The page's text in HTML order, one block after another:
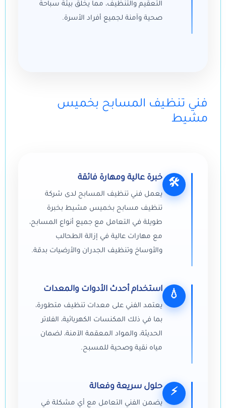
التعقيم والتنظيف، مما يخلق بيئة سباحة
صحية وآمنة لجميع أفراد الأسرة.
فني تنظيف المسابح بخميس
مشيط
🛠️
خبرة عالية ومهارة فائقة
يعمل فني تنظيف المسابح لدى شركة
تنظيف مسابح بخميس مشيط بخبرة
طويلة في التعامل مع جميع أنواع المسابح،
مع مهارات عالية في إزالة الطحالب
والأوساخ وتنظيف الجدران والأرضيات بدقة.
💧
استخدام أحدث الأدوات والمعدات
يعتمد الفني على معدات تنظيف متطورة،
بما في ذلك المكنسات الكهربائية، الفلاتر
الحديثة، والمواد المعقمة الآمنة، لضمان
مياه نقية وصحية للمسبح.
⚡
حلول سريعة وفعالة
يضمن الفني التعامل مع أي مشكلة في